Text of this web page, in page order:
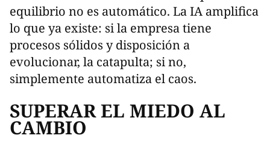
equilibrio no es automático. La IA amplifica
lo que ya existe: si la empresa tiene
procesos sólidos y disposición a
evolucionar, la catapulta; si no,
simplemente automatiza el caos.
SUPERAR EL MIEDO AL
CAMBIO